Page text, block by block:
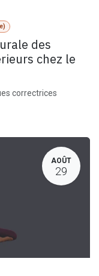
des
chez le
correctrices
AOÛT
29